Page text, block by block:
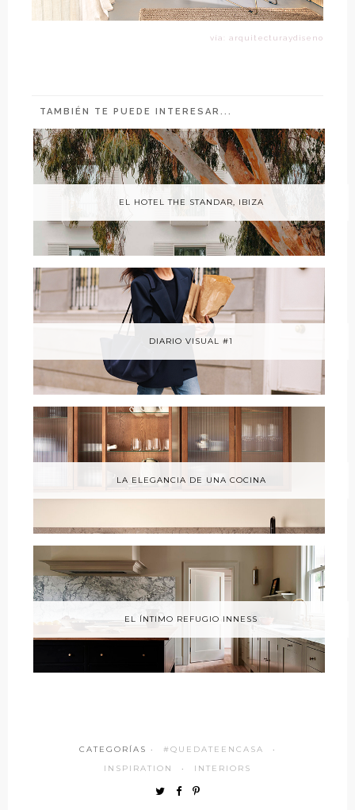
vía: arquitecturaydiseno
TAMBIÉN TE PUEDE INTERESAR...
EL HOTEL THE STANDAR, IBIZA
DIARIO VISUAL #1
LA ELEGANCIA DE UNA COCINA
EL ÍNTIMO REFUGIO INNESS
CATEGORÍAS · #QUEDATEENCASA
·
INSPIRATION
· INTERIORS